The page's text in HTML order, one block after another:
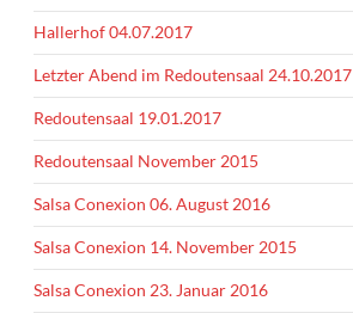
Hallerhof 04.07.2017
Letzter Abend im Redoutensaal 24.10.2017
Redoutensaal 19.01.2017
Redoutensaal November 2015
Salsa Conexion 06. August 2016
Salsa Conexion 14. November 2015
Salsa Conexion 23. Januar 2016